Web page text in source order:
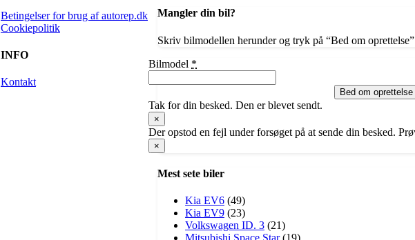
Mangler din bil?
Skriv bilmodellen herunder og tryk på “Bed om
Bilmodel *
Bed om oprettelse
Tak for din besked. Den er blevet sendt.
×
Der opstod en fejl under forsøget på at sende din besked.
×
Mest sete biler
Kia EV6 (49)
Kia EV9 (23)
Volkswagen ID. 3 (21)
​Mitsubishi Space Star (19)
Betingelser for brug af autorep.dk
Cookiepolitik
INFO
Kontakt